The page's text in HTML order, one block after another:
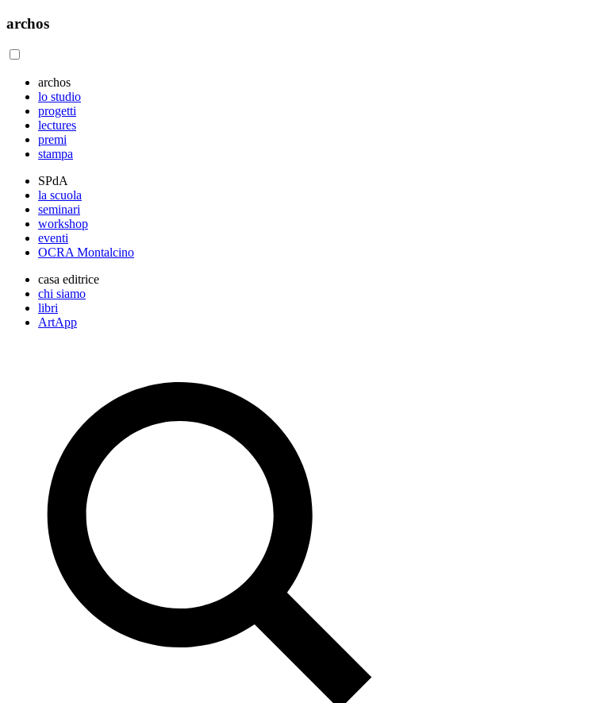
archos
archos
lo studio
progetti
lectures
premi
stampa
SPdA
la scuola
seminari
workshop
eventi
OCRA Montalcino
casa editrice
chi siamo
libri
ArtApp